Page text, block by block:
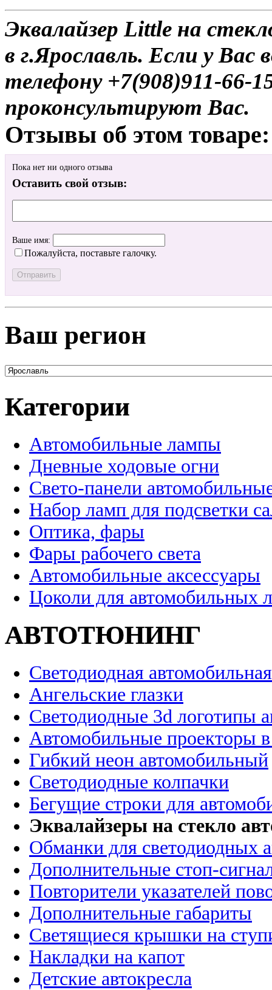
Эквалайзер Little на
в г.Ярославль. Если у Вас
телефону +7(908)911-
проконсультируют Вас.
Отзывы об этом товаре:
Пока нет ни одного отзыва
Оставить свой отзыв:
Ваше имя:
Пожалуйста, поставьте галочку.
Ваш регион
Категории
Автомобильные лампы
Дневные ходовые огни
Свето-панели
Набор ламп для подсветки
Оптика, фары
Фары рабочего света
Автомобильные аксессуары
Цоколи для автомобильных
АВТОТЮНИНГ
Светодиодная
Ангельские глазки
Светодиодные 3d логотипы
Автомобильные проекторы
Гибкий неон автомобильный
Светодиодные колпачки
Бегущие строки для
Эквалайзеры на стекло
Обманки для светодиодных
Дополнительные стоп-
Повторители указателей
Дополнительные габариты
Светящиеся крышки на
Накладки на капот
Детские автокресла